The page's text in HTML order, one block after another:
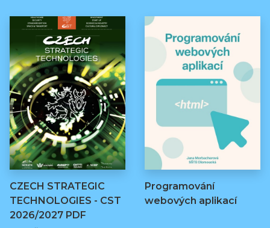
CZECH STRATEGIC
TECHNOLOGIES - CST
2026/2027 PDF
Programování
webových aplikací